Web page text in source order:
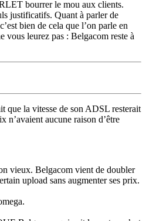
bourrer le mou aux clients.
justificatifs. Quant à parler de
bien de cela que l’on parle en
vous leurez pas : Belgacom reste à
que la vitesse de son ADSL resterait
n’avaient aucune raison d’être
vieux. Belgacom vient de doubler
upload sans augmenter ses prix.